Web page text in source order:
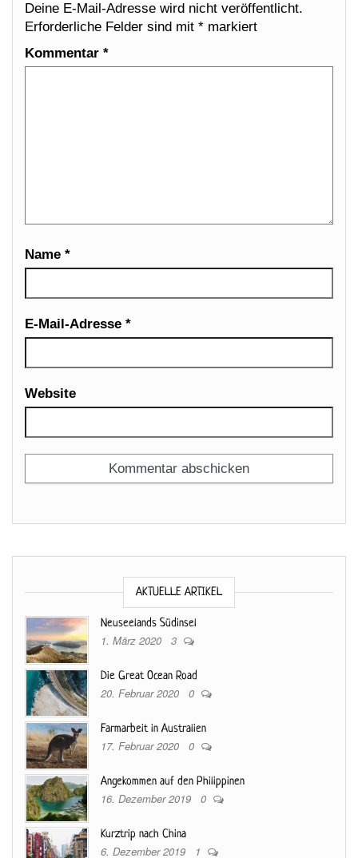
Deine E-Mail-Adresse wird nicht veröffentlicht.
Erforderliche Felder sind mit * markiert
Kommentar *
Name *
E-Mail-Adresse *
Website
AKTUELLE ARTIKEL
Neuseelands Südinsel
1. März 2020 3
Die Great Ocean Road
20. Februar 2020 0
Farmarbeit in Australien
17. Februar 2020 0
Angekommen auf den Philippinen
16. Dezember 2019 0
Kurztrip nach China
6. Dezember 2019 1